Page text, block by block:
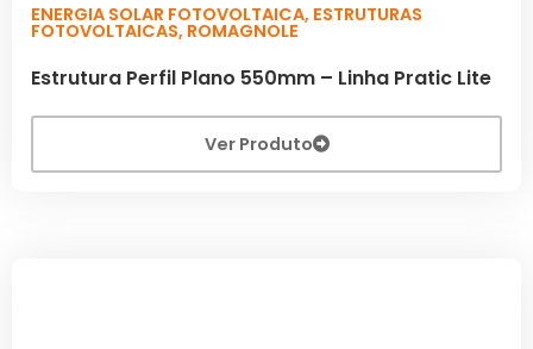
ENERGIA SOLAR FOTOVOLTAICA, ESTRUTURAS
FOTOVOLTAICAS, ROMAGNOLE
Estrutura Perfil Plano 550mm – Linha Pratic Lite
Ver Produto